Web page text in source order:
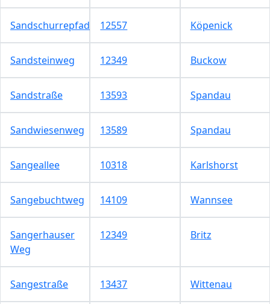
Sandschurrepfad 12557 Köpenick
Sandsteinweg 12349 Buckow
Sandstraße 13593 Spandau
Sandwiesenweg 13589 Spandau
Sangeallee 10318 Karlshorst
Sangebuchtweg 14109 Wannsee
Sangerhauser
Weg
12349 Britz
Sangestraße 13437 Wittenau